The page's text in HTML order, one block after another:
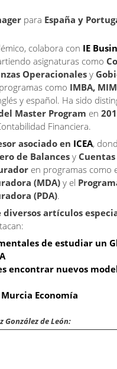
para España y
colabora con IE
asignaturas como
Operacionalesy
como IMBA,
y español. Ha sido
Master Program en
Financiera.
asociado en ICEA,
de Balances y
en programas como
(MDA) y el
(PDA).
diversos artículos
de estudiar un
encontrar nuevos
Economía
González de León: